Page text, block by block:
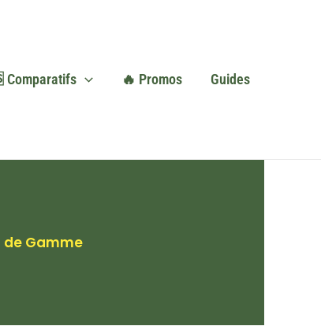
Comparatifs 🔥 Promos Guides
de Gamme